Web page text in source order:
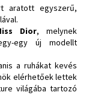
aratott egyszerű,
Dior, melynek
egy új modellt
a ruhákat kevés
elérhetőek lettek
világába tartozó